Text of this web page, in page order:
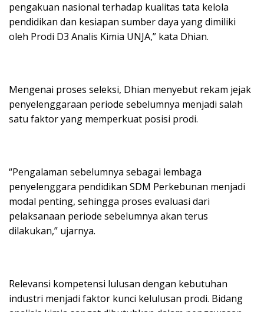
pengakuan nasional terhadap kualitas tata kelola
pendidikan dan kesiapan sumber daya yang dimiliki
oleh Prodi D3 Analis Kimia UNJA,” kata Dhian.
Mengenai proses seleksi, Dhian menyebut rekam jejak
penyelenggaraan periode sebelumnya menjadi salah
satu faktor yang memperkuat posisi prodi.
“Pengalaman sebelumnya sebagai lembaga
penyelenggara pendidikan SDM Perkebunan menjadi
modal penting, sehingga proses evaluasi dari
pelaksanaan periode sebelumnya akan terus
dilakukan,” ujarnya.
Relevansi kompetensi lulusan dengan kebutuhan
industri menjadi faktor kunci kelulusan prodi. Bidang